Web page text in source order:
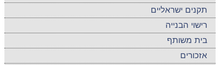
תקנים ישראליים
רישוי הבנייה
בית משותף
אזכורים